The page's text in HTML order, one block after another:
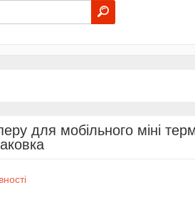
для мобільного міні